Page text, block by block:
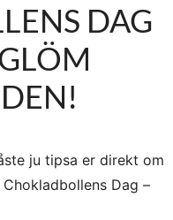
DAG
ju tipsa er direkt om
Dag –